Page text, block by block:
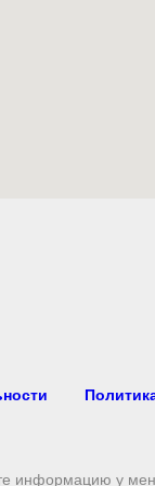
информацию у